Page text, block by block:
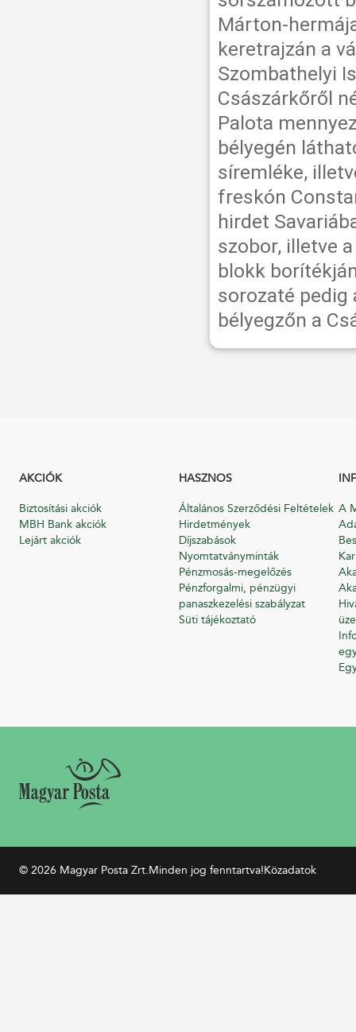
Márton-
keretrajzán a
Szombathelyi
Császárkőről
Palota
bélyegén
síremléke,
freskón
hirdet
szobor, illetve
blokk
sorozaté pedig
bélyegzőn a
AKCIÓK
Biztosítási akciók
MBH Bank akciók
Lejárt akciók
HASZNOS
Általános Szerződési Feltételek
Hirdetmények
Díjszabások
Nyomtatványminták
Pénzmosás-megelőzés
Pénzforgalmi, pénzügyi
panaszkezelési szabályzat
Süti tájékoztató
A
© 2026 Magyar Posta Zrt.Minden jog fenntartva!Közadatok